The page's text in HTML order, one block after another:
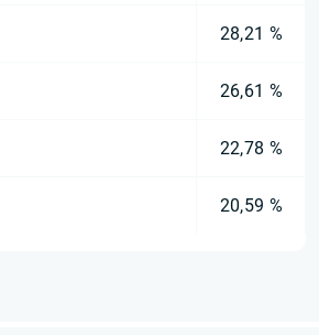
28,21 %
26,61 %
22,78 %
20,59 %